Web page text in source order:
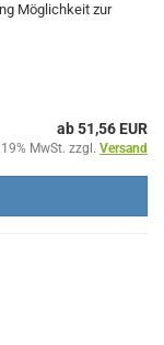
Möglichkeit zur
ab 51,56 EUR
MwSt. zzgl. Versand